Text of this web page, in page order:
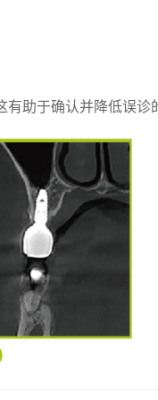
有助于确认并降低误诊